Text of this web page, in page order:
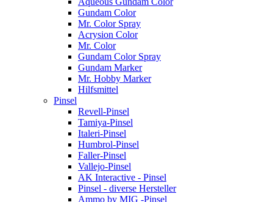
Gundam Color
Mr. Color Spray
Acrysion Color
Mr. Color
Gundam Color Spray
Gundam Marker
Mr. Hobby Marker
Hilfsmittel
Pinsel
Revell-Pinsel
Tamiya-Pinsel
Italeri-Pinsel
Humbrol-Pinsel
Faller-Pinsel
Vallejo-Pinsel
AK Interactive - Pinsel
Pinsel - diverse Hersteller
Ammo by MIG -Pinsel